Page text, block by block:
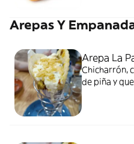
Arepas Y
Arepa La
Chicharrón,
de piña y